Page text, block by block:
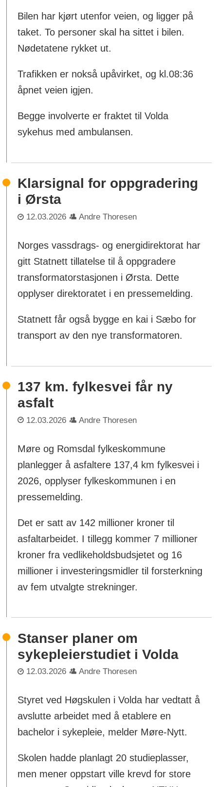
Bilen har kjørt utenfor veien, og ligger på
taket. To personer skal ha sittet i bilen.
Nødetatene rykket ut.
Trafikken er nokså upåvirket, og kl.08:36
åpnet veien igjen.
Begge involverte er fraktet til Volda
sykehus med ambulansen.
Klarsignal for oppgradering
i Ørsta
12.03.2026 Andre Thoresen
Norges vassdrags- og energidirektorat har
gitt Statnett tillatelse til å oppgradere
transformatorstasjonen i Ørsta. Dette
opplyser direktoratet i en pressemelding.
Statnett får også bygge en kai i Sæbo for
transport av den nye transformatoren.
137 km. fylkesvei får ny
asfalt
12.03.2026 Andre Thoresen
Møre og Romsdal fylkeskommune
planlegger å asfaltere 137,4 km fylkesvei i
2026, opplyser fylkeskommunen i en
pressemelding.
Det er satt av 142 millioner kroner til
asfaltarbeidet. I tillegg kommer 7 millioner
kroner fra vedlikeholdsbudsjetet og 16
millioner i investeringsmidler til forsterkning
av fem utvalgte strekninger.
Stanser planer om
sykepleierstudiet i Volda
12.03.2026 Andre Thoresen
Styret ved Høgskulen i Volda har vedtatt å
avslutte arbeidet med å etablere en
bachelor i sykepleie, melder Møre-Nytt.
Skolen hadde planlagt 20 studieplasser,
men mener oppstart ville krevd for store